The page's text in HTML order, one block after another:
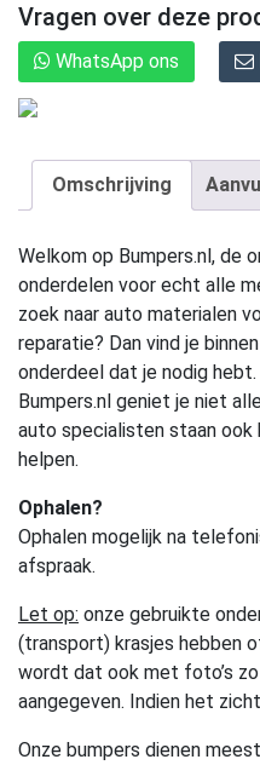
Vragen over deze
WhatsApp ons
Omschrijving
Welkom op Bumpers.nl, de
onderdelen voor echt alle
zoek naar auto materialen
reparatie? Dan vind je
onderdeel dat je nodig
Bumpers.nl geniet je niet
auto specialisten staan ook
helpen.
Ophalen?
Ophalen mogelijk na
afspraak.
Let op: onze gebruikte
(transport) krasjes hebben
wordt dat ook met foto’s
aangegeven. Indien het
Onze bumpers dienen